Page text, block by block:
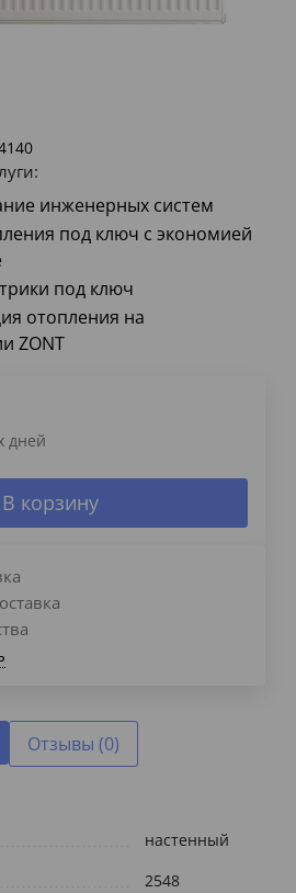
инженерных систем
под ключ с экономией
под ключ
отопления на
ZONT
дней
В корзину
Отзывы (0)
настенный
2548